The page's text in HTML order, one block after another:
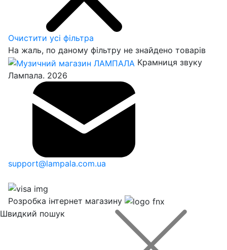
Очистити усі фільтра
На жаль, по даному фільтру не знайдено товарів
Крамниця звуку
Лампала. 2026
support@lampala.com.ua
Розробка інтернет магазину
Швидкий пошук